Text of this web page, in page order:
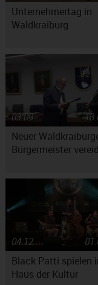
Unternehmertag in
Waldkraiburg
Neuer
Bürgermeister
03:09
Black Patti spielen
Haus der Kultur
04:12